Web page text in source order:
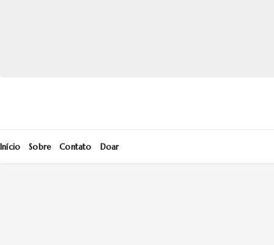
Início Sobre Contato Doar